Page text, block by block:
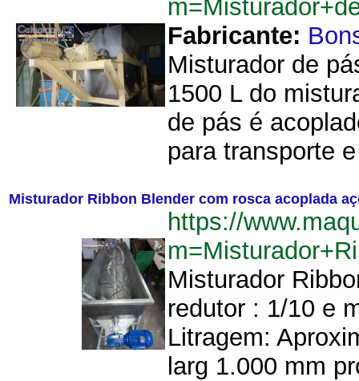
Fabricante:
Misturador de
1500 L do
de pás é
para transporte
Misturador Ribbon Blender com rosca acoplada
https://
Misturador
redutor : 1/10 e
Litragem:
larg 1.000 mm